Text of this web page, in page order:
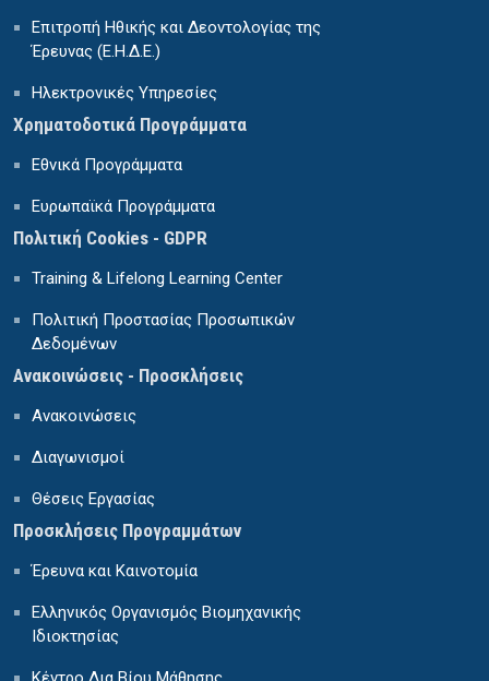
Επιτροπή Ηθικής και Δεοντολογίας της
Έρευνας (Ε.Η.Δ.Ε.)
Ηλεκτρονικές Υπηρεσίες
Χρηματοδοτικά Προγράμματα
Εθνικά Προγράμματα
Ευρωπαϊκά Προγράμματα
Πολιτική Cookies - GDPR
Training & Lifelong Learning Center
Πολιτική Προστασίας Προσωπικών
Δεδομένων
Ανακοινώσεις - Προσκλήσεις
Ανακοινώσεις
Διαγωνισμοί
Θέσεις Εργασίας
Προσκλήσεις Προγραμμάτων
Έρευνα και Καινοτομία
Ελληνικός Οργανισμός Βιομηχανικής
Ιδιοκτησίας